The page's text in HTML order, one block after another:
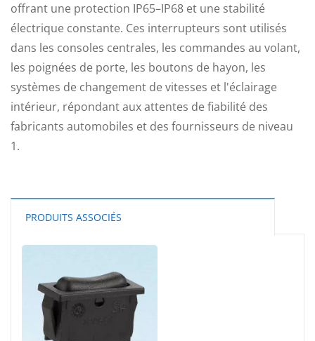
offrant une protection IP65–IP68 et une stabilité
électrique constante. Ces interrupteurs sont utilisés
dans les consoles centrales, les commandes au volant,
les poignées de porte, les boutons de hayon, les
systèmes de changement de vitesses et l'éclairage
intérieur, répondant aux attentes de fiabilité des
fabricants automobiles et des fournisseurs de niveau
1.
PRODUITS ASSOCIÉS